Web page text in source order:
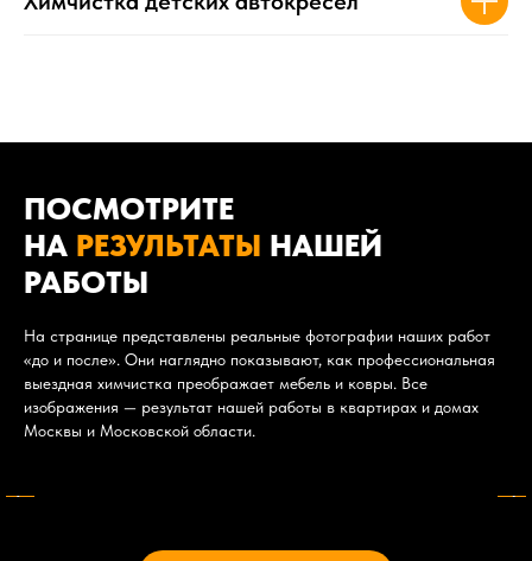
ПОСМОТРИТЕ
НА РЕЗУЛЬТАТЫ НАШЕЙ
РАБОТЫ
На странице представлены реальные фотографии наших работ
«до и после». Они наглядно показывают, как профессиональная
выездная химчистка преображает мебель и ковры. Все
изображения — результат нашей работы в квартирах и домах
Москвы и Московской области.